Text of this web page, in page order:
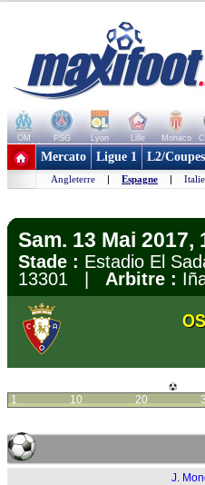
OM PSG Lyon Lille Monaco
+ de clubs
Mercato Ligue 1 L2/Coupes
Angleterre | Espagne | Italie
Sam. 13 Mai
Stade : Estadio El
13301 | Arbitre :
1 10 20
J.